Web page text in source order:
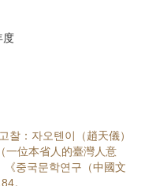
度
찰：자오톈이（趙天儀）
一位本省人的臺灣人意
중국문학연구（中國文
。